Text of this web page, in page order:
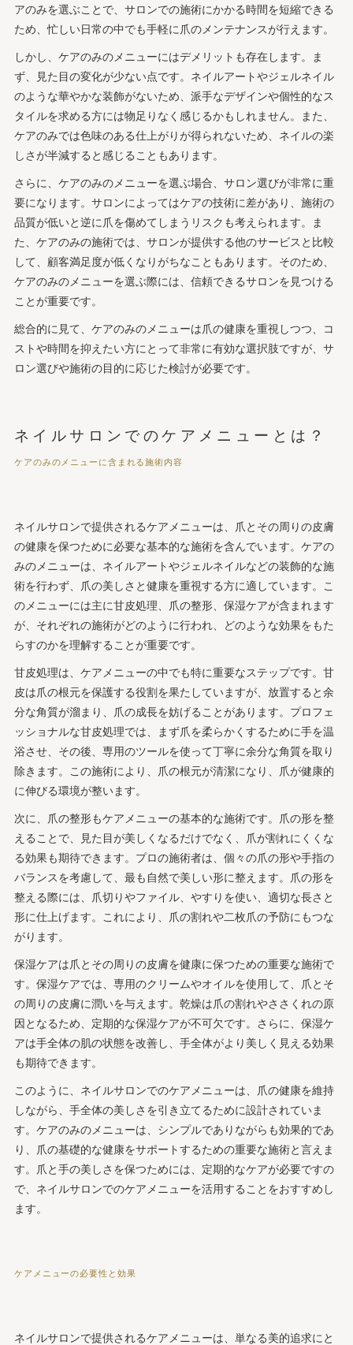
アのみを選ぶことで、サロンでの施術にかかる時間を短縮できる
ため、忙しい日常の中でも手軽に爪のメンテナンスが行えます。
しかし、ケアのみのメニューにはデメリットも存在します。ま
ず、見た目の変化が少ない点です。ネイルアートやジェルネイル
のような華やかな装飾がないため、派手なデザインや個性的なス
タイルを求める方には物足りなく感じるかもしれません。また、
ケアのみでは色味のある仕上がりが得られないため、ネイルの楽
しさが半減すると感じることもあります。
さらに、ケアのみのメニューを選ぶ場合、サロン選びが非常に重
要になります。サロンによってはケアの技術に差があり、施術の
品質が低いと逆に爪を傷めてしまうリスクも考えられます。ま
た、ケアのみの施術では、サロンが提供する他のサービスと比較
して、顧客満足度が低くなりがちなこともあります。そのため、
ケアのみのメニューを選ぶ際には、信頼できるサロンを見つける
ことが重要です。
総合的に見て、ケアのみのメニューは爪の健康を重視しつつ、コ
ストや時間を抑えたい方にとって非常に有効な選択肢ですが、サ
ロン選びや施術の目的に応じた検討が必要です。
ネイルサロンでのケアメニューとは？
ケアのみのメニューに含まれる施術内容
ネイルサロンで提供されるケアメニューは、爪とその周りの皮膚
の健康を保つために必要な基本的な施術を含んでいます。ケアの
みのメニューは、ネイルアートやジェルネイルなどの装飾的な施
術を行わず、爪の美しさと健康を重視する方に適しています。こ
のメニューには主に甘皮処理、爪の整形、保湿ケアが含まれます
が、それぞれの施術がどのように行われ、どのような効果をもた
らすのかを理解することが重要です。
甘皮処理は、ケアメニューの中でも特に重要なステップです。甘
皮は爪の根元を保護する役割を果たしていますが、放置すると余
分な角質が溜まり、爪の成長を妨げることがあります。プロフェ
ッショナルな甘皮処理では、まず爪を柔らかくするために手を温
浴させ、その後、専用のツールを使って丁寧に余分な角質を取り
除きます。この施術により、爪の根元が清潔になり、爪が健康的
に伸びる環境が整います。
次に、爪の整形もケアメニューの基本的な施術です。爪の形を整
えることで、見た目が美しくなるだけでなく、爪が割れにくくな
る効果も期待できます。プロの施術者は、個々の爪の形や手指の
バランスを考慮して、最も自然で美しい形に整えます。爪の形を
整える際には、爪切りやファイル、やすりを使い、適切な長さと
形に仕上げます。これにより、爪の割れや二枚爪の予防にもつな
がります。
保湿ケアは爪とその周りの皮膚を健康に保つための重要な施術で
す。保湿ケアでは、専用のクリームやオイルを使用して、爪とそ
の周りの皮膚に潤いを与えます。乾燥は爪の割れやささくれの原
因となるため、定期的な保湿ケアが不可欠です。さらに、保湿ケ
アは手全体の肌の状態を改善し、手全体がより美しく見える効果
も期待できます。
このように、ネイルサロンでのケアメニューは、爪の健康を維持
しながら、手全体の美しさを引き立てるために設計されていま
す。ケアのみのメニューは、シンプルでありながらも効果的であ
り、爪の基礎的な健康をサポートするための重要な施術と言えま
す。爪と手の美しさを保つためには、定期的なケアが必要ですの
で、ネイルサロンでのケアメニューを活用することをおすすめし
ます。
ケアメニューの必要性と効果
ネイルサロンで提供されるケアメニューは、単なる美的追求にと